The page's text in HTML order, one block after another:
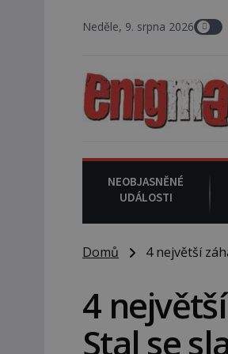
Neděle, 9. srpna 20269.
NEOBJASNĚNÉ
UDÁLOSTI
Domů 4 největší
4
Stal se